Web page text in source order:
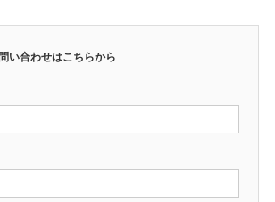
い合わせはこちらから